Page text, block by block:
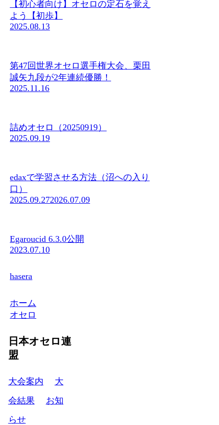
【初心者向け】オセロの定石を覚え
よう【初歩】
2025.08.13
第47回世界オセロ選手権大会、栗田
誠矢九段が2年連続優勝！
2025.11.16
詰めオセロ（20250919）
2025.09.19
edaxで学習させる方法（沼への入り
口）
2025.09.272026.07.09
Egaroucid 6.3.0公開
2023.07.10
hasera
ホーム
オセロ
日本オセロ連
盟
大会案内
大
会結果
お知
らせ